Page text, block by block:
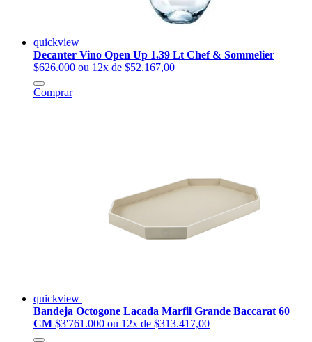
quickview
Decanter Vino Open Up 1.39 Lt Chef & Sommelier
$626.000 ou 12x de $52.167,00
Comprar
quickview
Bandeja Octogone Lacada Marfil Grande Baccarat 60
CM $3'761.000 ou 12x de $313.417,00